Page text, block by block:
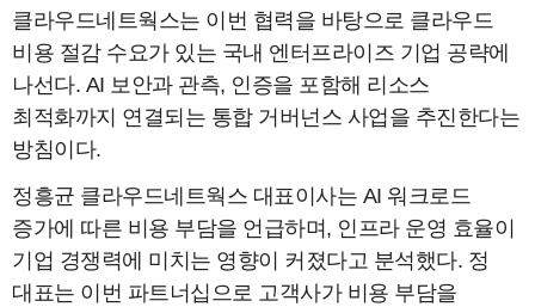
클라우드네트웍스는 이번 협력을 바탕으로 클라우드
비용 절감 수요가 있는 국내 엔터프라이즈 기업 공략에
나선다. AI 보안과 관측, 인증을 포함해 리소스
최적화까지 연결되는 통합 거버넌스 사업을 추진한다는
방침이다.
정흥균 클라우드네트웍스 대표이사는 AI 워크로드
증가에 따른 비용 부담을 언급하며, 인프라 운영 효율이
기업 경쟁력에 미치는 영향이 커졌다고 분석했다. 정
대표는 이번 파트너십으로 고객사가 비용 부담을